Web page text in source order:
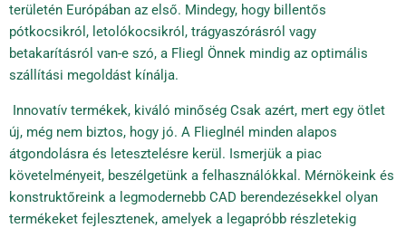
területén Európában az első. Mindegy, hogy billentős
pótkocsikról, letolókocsikról, trágyaszórásról vagy
betakarításról van-e szó, a Fliegl Önnek mindig az optimális
szállítási megoldást kínálja.
Innovatív termékek, kiváló minőség Csak azért, mert egy ötlet
új, még nem biztos, hogy jó. A Flieglnél minden alapos
átgondolásra és letesztelésre kerül. Ismerjük a piac
követelményeit, beszélgetünk a felhasználókkal. Mérnökeink és
konstruktőreink a legmodernebb CAD berendezésekkel olyan
termékeket fejlesztenek, amelyek a legapróbb részletekig